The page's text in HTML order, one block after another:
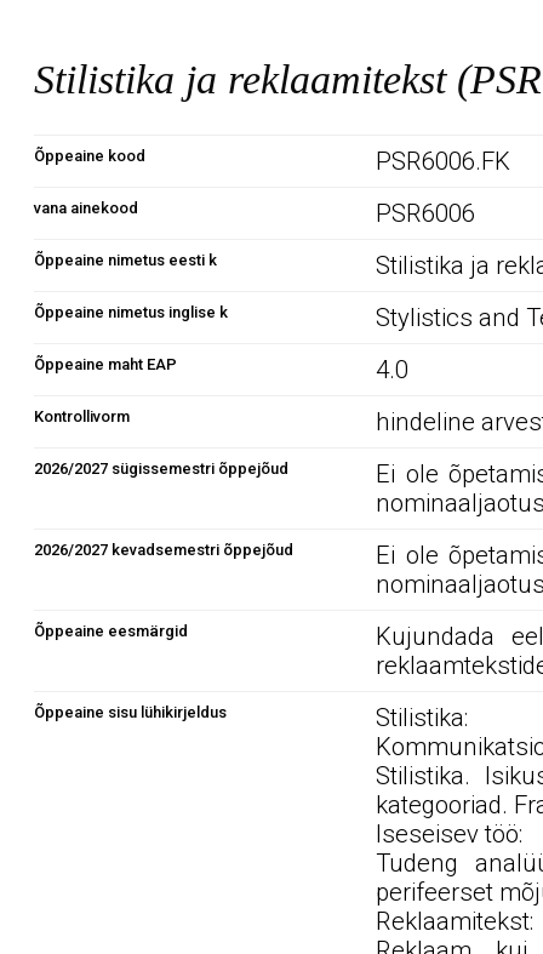
Stilistika ja reklaamitekst
Õppeaine kood PSR6006.FK
vana ainekood PSR6006
Õppeaine nimetus eesti k Stilistika ja
Õppeaine nimetus inglise k Stylistics and
Õppeaine maht EAP 4.0
Kontrollivorm hindeline
2026/2027 sügissemestri õppejõud
Ei ole
2026/2027 kevadsemestri õppejõud
Ei ole
Õppeaine eesmärgid
Kujundada
Õppeaine sisu lühikirjeldus
Stilistika:
Stilistika.
kategooriad.
Iseseisev töö:
Tudeng
perifeerset
Reklaamitekst: